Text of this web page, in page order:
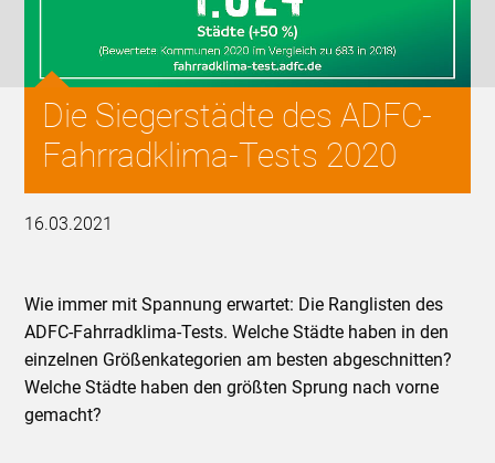
Die Siegerstädte des ADFC-
Fahrradklima-Tests 2020
16.03.2021
Wie immer mit Spannung erwartet: Die Ranglisten des
ADFC-Fahrradklima-Tests. Welche Städte haben in den
einzelnen Größenkategorien am besten abgeschnitten?
Welche Städte haben den größten Sprung nach vorne
gemacht?